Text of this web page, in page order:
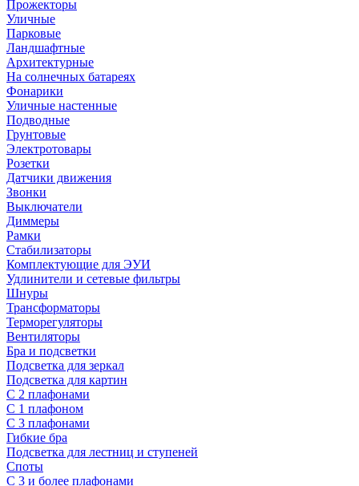
Прожекторы
Уличные
Парковые
Ландшафтные
Архитектурные
На солнечных батареях
Фонарики
Уличные настенные
Подводные
Грунтовые
Электротовары
Розетки
Датчики движения
Звонки
Выключатели
Диммеры
Рамки
Стабилизаторы
Комплектующие для ЭУИ
Удлинители и сетевые фильтры
Шнуры
Трансформаторы
Терморегуляторы
Вентиляторы
Бра и подсветки
Подсветка для зеркал
Подсветка для картин
С 2 плафонами
С 1 плафоном
С 3 плафонами
Гибкие бра
Подсветка для лестниц и ступеней
Споты
С 3 и более плафонами